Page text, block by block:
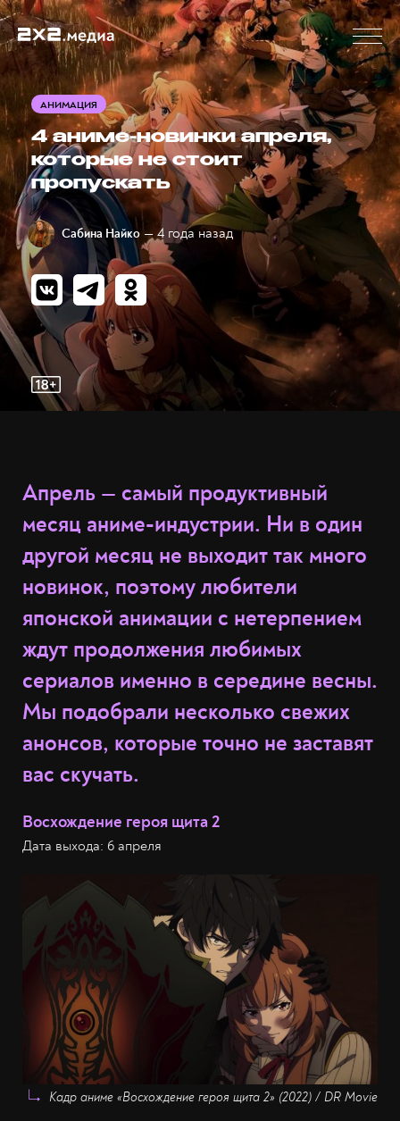
АНИМАЦИЯ
4 аниме-новинки апреля,
которые не стоит
пропускать
Сабина Найко — 4 года назад
Апрель — самый продуктивный
месяц аниме-индустрии. Ни в один
другой месяц не выходит так много
новинок, поэтому любители
японской анимации с нетерпением
ждут продолжения любимых
сериалов именно в середине весны.
Мы подобрали несколько свежих
анонсов, которые точно не заставят
вас скучать.
Восхождение героя щита 2
Дата выхода: 6 апреля
Кадр аниме «Восхождение героя щита 2» (2022) / DR Movie